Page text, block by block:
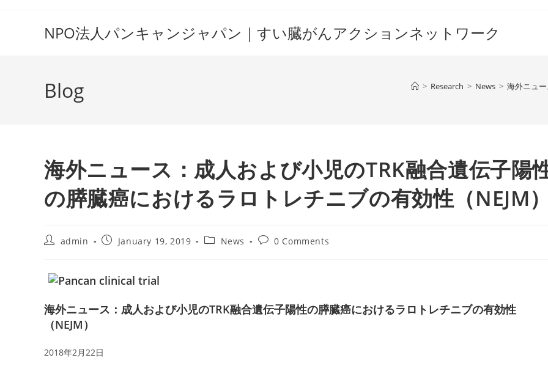
NPO法人パンキャンジャパン｜すい臓がんアクションネットワーク
Blog > Research > News > 海外ニュ
海外ニュース：成人および小児のTRK融合遺伝子陽
の膵臓癌におけるラロトレチニブの有効性（NEJM）
Postadmin
PostJanuary 19, 2019
PostNews
Post0 Comments
海外ニュース：成人および小児のTRK融合遺伝子陽性の膵臓癌におけるラロトレチニブの有効性
（NEJM）
2018年2月22日